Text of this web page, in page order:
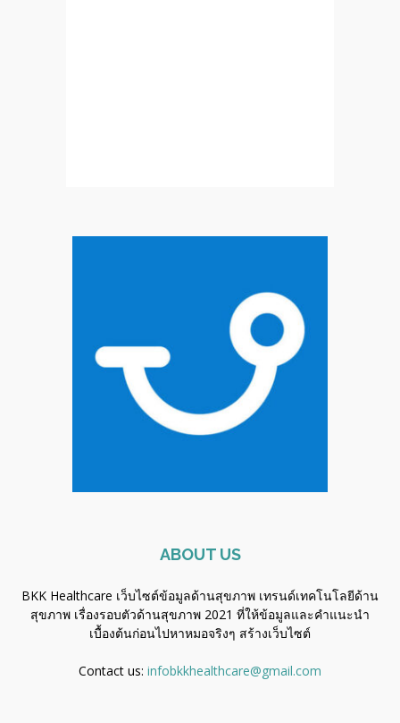
ABOUT US
BKK Healthcare เว็บไซต์ข้อมูลด้านสุขภาพ เทรนด์เทคโนโลยีด้าน
สุขภาพ เรื่องรอบตัวด้านสุขภาพ 2021 ที่ให้ข้อมูลและคำแนะนำ
เบื้องต้นก่อนไปหาหมอจริงๆ สร้างเว็บไซต์
Contact us: infobkkhealthcare@gmail.com